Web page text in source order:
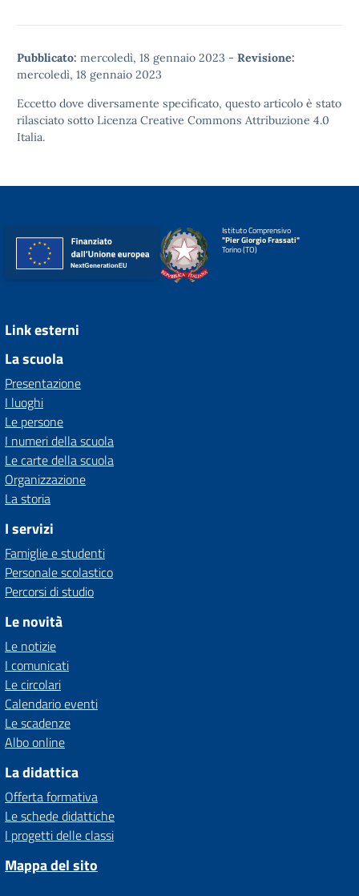
Pubblicato: mercoledì, 18 gennaio 2023 - Revisione:
mercoledì, 18 gennaio 2023
Eccetto dove diversamente specificato, questo articolo è stato
rilasciato sotto Licenza Creative Commons Attribuzione 4.0
Italia.
Istituto Comprensivo
"Pier Giorgio Frassati"
Torino (TO)
Link esterni
La scuola
Presentazione
I luoghi
Le persone
I numeri della scuola
Le carte della scuola
Organizzazione
La storia
I servizi
Famiglie e studenti
Personale scolastico
Percorsi di studio
Le novità
Le notizie
I comunicati
Le circolari
Calendario eventi
Le scadenze
Albo online
La didattica
Offerta formativa
Le schede didattiche
I progetti delle classi
Mappa del sito